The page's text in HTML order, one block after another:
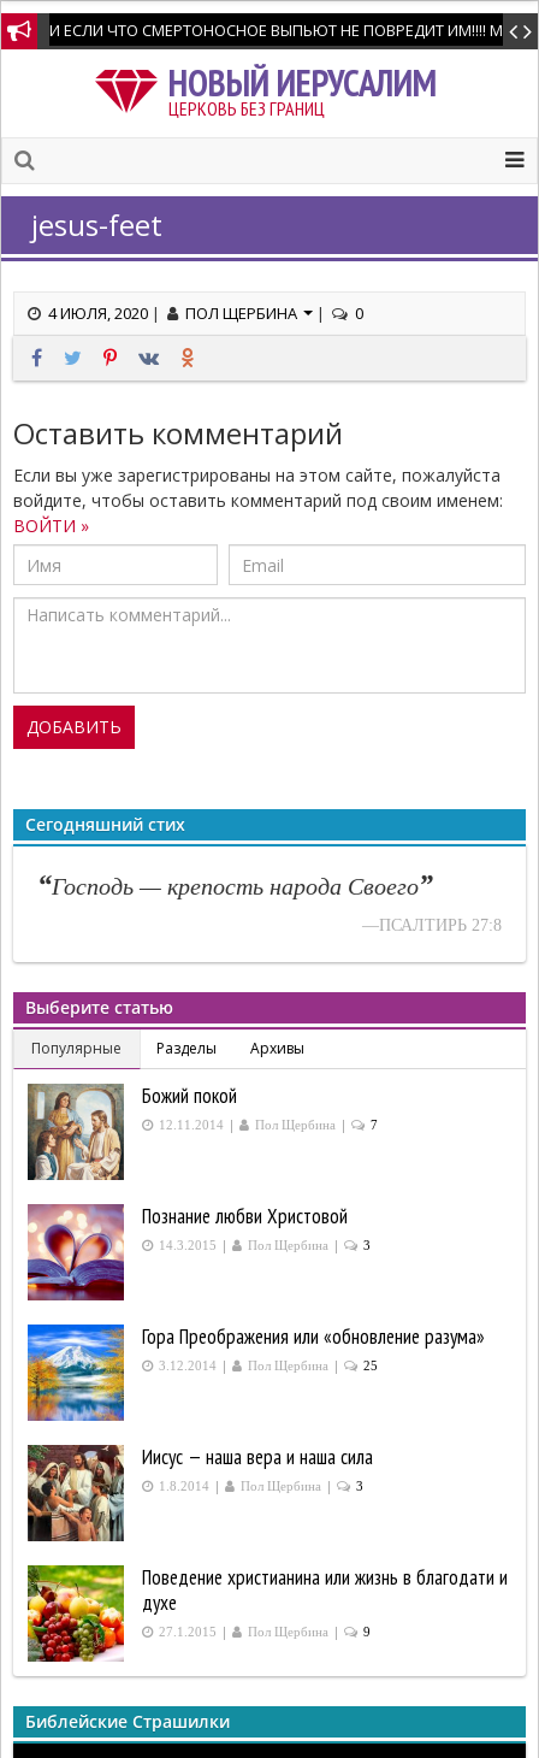
И ЕСЛИ ЧТО СМЕРТОНОСНОЕ ВЫПЬЮТ НЕ ПОВРЕДИТ ИМ!!!! Мне
НОВЫЙ ИЕРУСАЛИМ
ЦЕРКОВЬ БЕЗ ГРАНИЦ
jesus-feet
4 ИЮЛЯ, 2020 | ПОЛ ЩЕРБИНА | 0
Оставить комментарий
Если вы уже зарегистрированы на этом сайте, пожалуйста
войдите, чтобы оставить комментарий под своим именем:
ВОЙТИ »
Сегодняшний стих
“Господь — крепость народа Своего”
—ПСАЛТИРЬ 27:8
Выберите статью
Популярные Разделы Архивы
Божий покой
12.11.2014 | Пол Щербина | 7
Познание любви Христовой
14.3.2015 | Пол Щербина | 3
Гора Преображения или «обновление разума»
3.12.2014 | Пол Щербина | 25
Иисус — наша вера и наша сила
1.8.2014 | Пол Щербина | 3
Поведение христианина или жизнь в благодати и
духе
27.1.2015 | Пол Щербина | 9
Библейские Страшилки